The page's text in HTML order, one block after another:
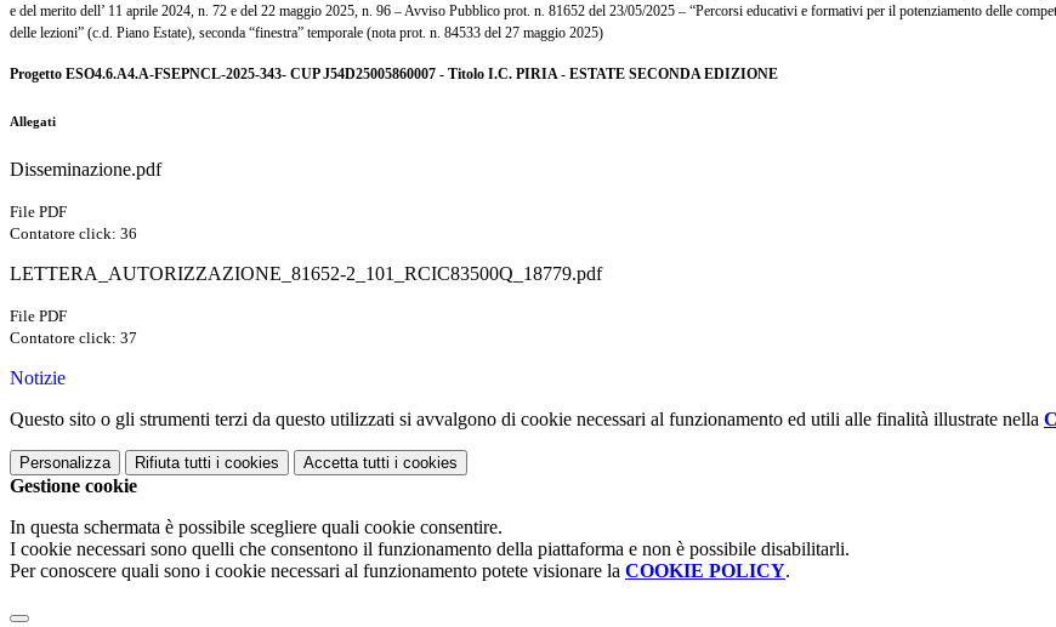
e del merito dell’ 11 aprile 2024, n. 72 e del 22 maggio 2025, n. 96 –Avviso Pubblico prot. n. 81652 del 23/05/2025 – “Percorsi educativi e formativi per il potenziamento delle
delle lezioni” (c.d. Piano Estate), seconda “finestra” temporale (nota prot. n. 84533 del 27 maggio 2025)
Progetto ESO4.6.A4.A-FSEPNCL-2025-343- CUP J54D25005860007 - Titolo I.C. PIRIA - ESTATE SECONDA EDIZIONE
Allegati
Disseminazione.pdf
File PDF
Contatore click: 36
LETTERA_AUTORIZZAZIONE_81652-2_101_RCIC83500Q_18779.pdf
File PDF
Contatore click: 37
Notizie
Questo sito o gli strumenti terzi da questo utilizzati si avvalgono di cookie necessari al funzionamento ed utili alle finalità illustrate nella
Personalizza Rifiuta tutti i cookies Accetta tutti i cookies
Gestione cookie
In questa schermata è possibile scegliere quali cookie consentire.
I cookie necessari sono quelli che consentono il funzionamento della piattaforma e non è possibile disabilitarli.
Per conoscere quali sono i cookie necessari al funzionamento potete visionare la COOKIE POLICY.